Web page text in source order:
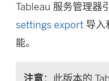
Tableau 服务管理器
settings export 导入
能。